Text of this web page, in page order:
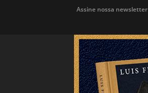
Assine nossa newsletter